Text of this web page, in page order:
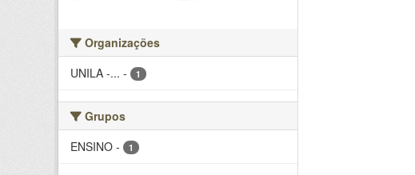
Organizações
UNILA -... - 1
Grupos
ENSINO - 1